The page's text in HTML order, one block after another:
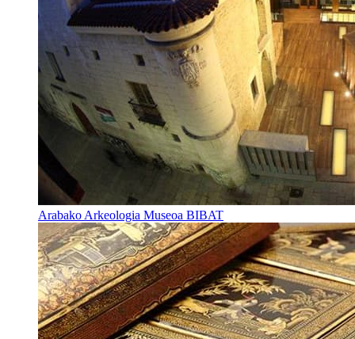
Arabako Arkeologia Museoa BIBAT